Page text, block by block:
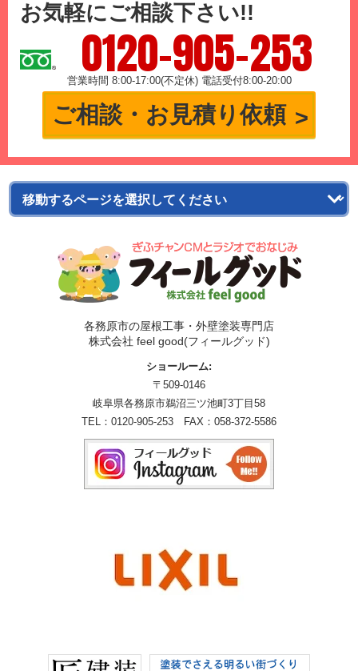
お気軽にご相談下さい!!
0120-905-253
営業時間 8:00-17:00(不定休) 電話受付8:00-20:00
ご相談・お見積り依頼
各務原市の屋根工事・外壁塗装専門店
株式会社 feel good(フィールグッド)
ショールーム:
〒509-0146
岐阜県各務原市鵜沼三ツ池町3丁目58
TEL： 0120-905-253 FAX：058-372-5586